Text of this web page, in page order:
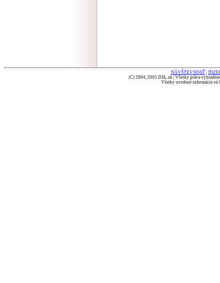
NÁVŠTEVNOSŤ
(C) 2004, 2005 DSL.sk | Všetky práva
Všetky uvedené informácie sú